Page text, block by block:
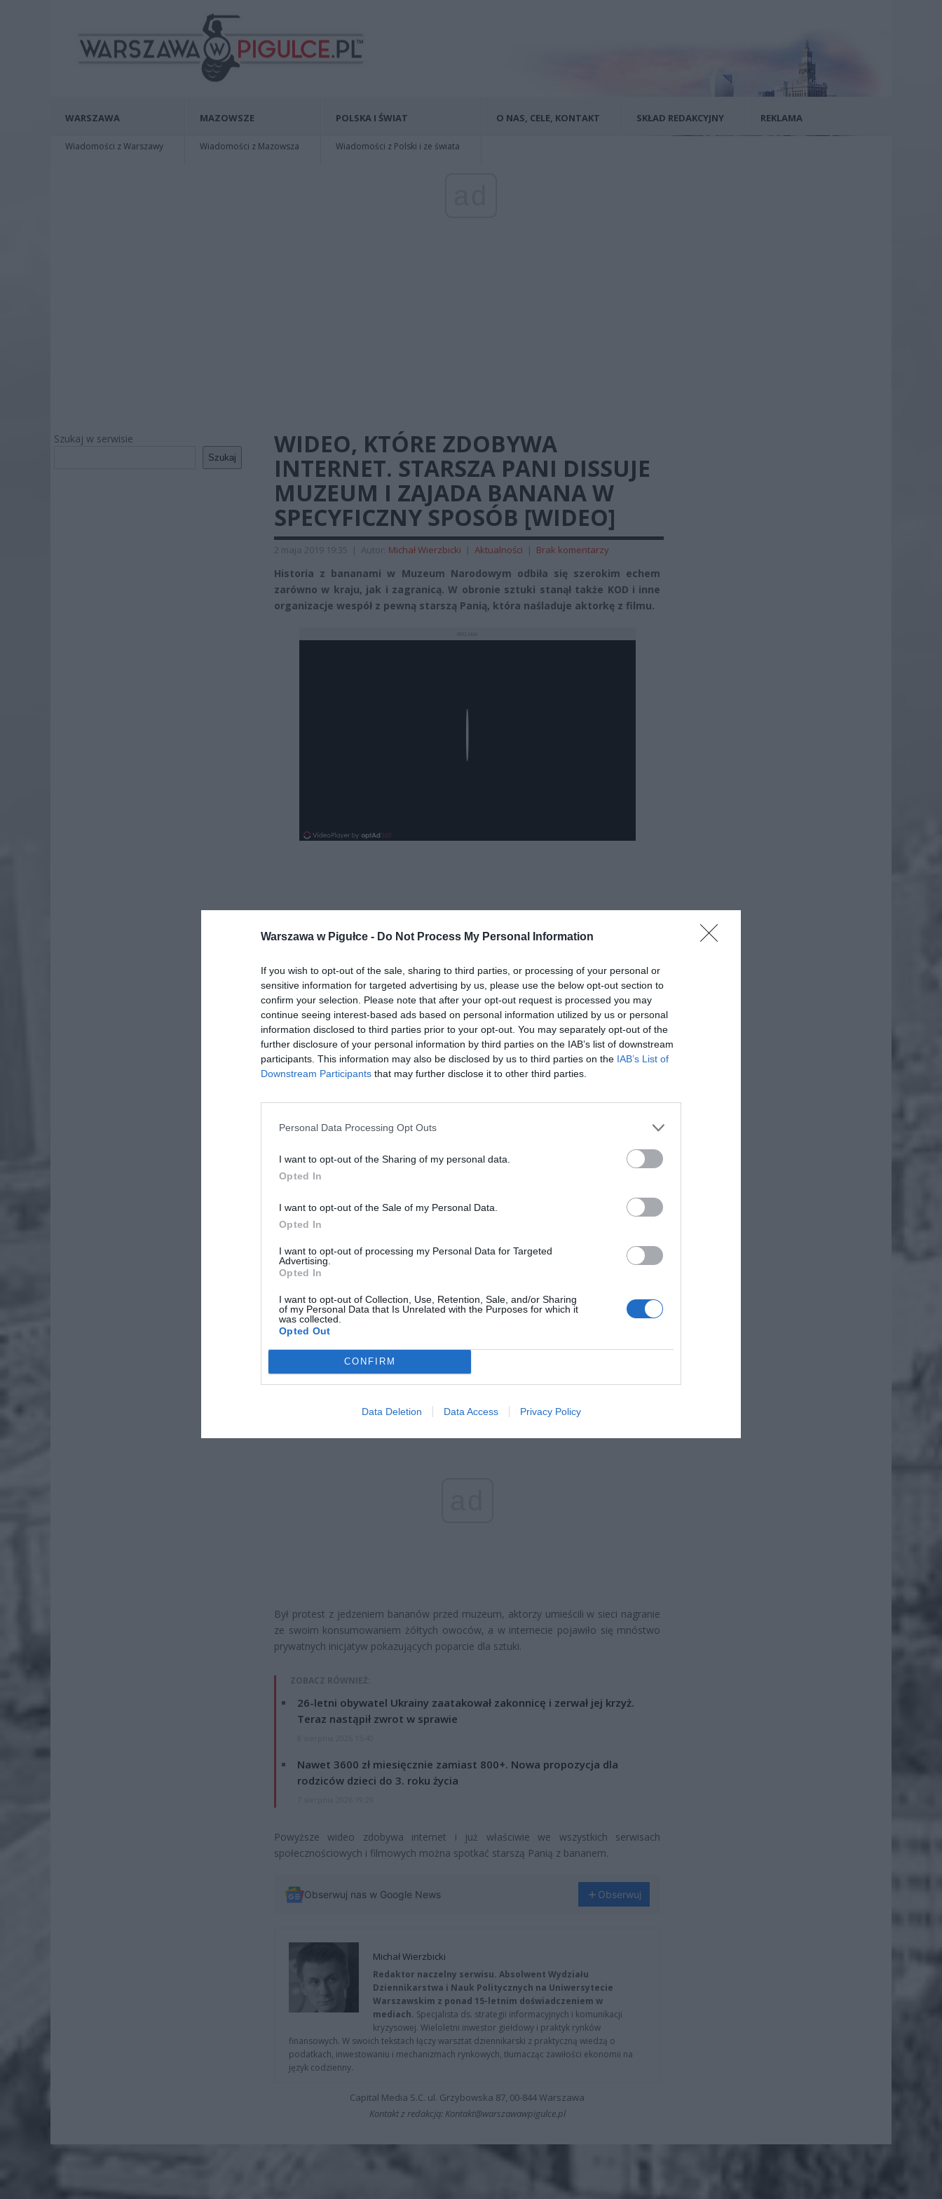
Warszawa w Pigułce - Do Not Process My Personal Information
If you wish to opt-out of the sale, sharing to third parties, or processing of your personal or
sensitive information for targeted advertising by us, please use the below opt-out section to
confirm your selection. Please note that after your opt-out request is processed you may
continue seeing interest-based ads based on personal information utilized by us or personal
information disclosed to third parties prior to your opt-out. You may separately opt-out of the
further disclosure of your personal information by third parties on the IAB’s list of downstream
participants. This information may also be disclosed by us to third parties on the IAB’s List of
Downstream Participants that may further disclose it to other third parties.
Personal Data Processing Opt Outs
I want to opt-out of the Sharing of my personal data.
Opted In
I want to opt-out of the Sale of my Personal Data.
Opted In
I want to opt-out of processing my Personal Data for Targeted
Advertising.
Opted In
I want to opt-out of Collection, Use, Retention, Sale, and/or Sharing
of my Personal Data that Is Unrelated with the Purposes for which it
was collected.
Opted Out
CONFIRM
Data Deletion Data Access Privacy Policy
WARSZAWA
Wiadomości z Warszawy
MAZOWSZE
Wiadomości z Mazowsza
POLSKA I ŚWIAT
Wiadomości z Polski i ze świata
O NAS, CELE, KONTAKT SKŁAD REDAKCYJNY REKLAMA
Szukaj w serwisie
Szukaj
WIDEO, KTÓRE ZDOBYWA
INTERNET. STARSZA PANI DISSUJE
MUZEUM I ZAJADA BANANA W
SPECYFICZNY SPOSÓB [WIDEO]
2 maja 2019 19:35 | Autor: Michał Wierzbicki | Aktualności | Brak komentarzy
Historia z bananami w Muzeum Narodowym odbiła się szerokim echem
zarówno w kraju, jak i zagranicą. W obronie sztuki stanął także KOD i inne
organizacje wespół z pewną starszą Panią, która naśladuje aktorkę z filmu.
ad
Był protest z jedzeniem bananów przed muzeum, aktorzy umieścili w sieci nagranie
ze swoim konsumowaniem żółtych owoców, a w internecie pojawiło się mnóstwo
prywatnych inicjatyw pokazujących poparcie dla sztuki.
ZOBACZ RÓWNIEŻ:
26-letni obywatel Ukrainy zaatakował zakonnicę i zerwał jej krzyż.
Teraz nastąpił zwrot w sprawie
Nawet 3600 zł miesięcznie zamiast 800+. Nowa propozycja dla
rodziców dzieci do 3. roku życia
Powyższe wideo zdobywa internet i już właściwie we wszystkich serwisach
społecznościowych i filmowych można spotkać starszą Panią z bananem.
Obserwuj nas w Google News Obserwuj
Michał Wierzbicki
Redaktor naczelny serwisu. Absolwent Wydziału
Dziennikarstwa i Nauk Politycznych na Uniwersytecie
Warszawskim z ponad 15-letnim doświadczeniem w
mediach. Specjalista ds. strategii informacyjnych i komunikacji
kryzysowej. Wieloletni inwestor giełdowy i praktyk rynków
finansowych. W swoich tekstach łączy warsztat dziennikarski z praktyczną wiedzą o
podatkach, inwestowaniu i mechanizmach rynkowych, tłumacząc zawiłości ekonomii na
język codzienny.
Capital Media S.C. ul. Grzybowska 87, 00-844 Warszawa
Kontakt z redakcją: Kontakt@warszawawpigulce.pl